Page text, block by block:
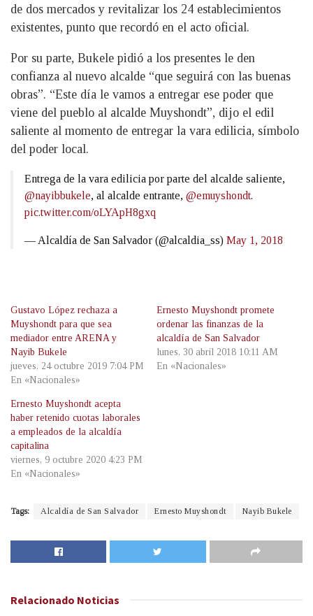
de dos mercados y revitalizar los 24 establecimientos
existentes, punto que recordó en el acto oficial.
Por su parte, Bukele pidió a los presentes le den
confianza al nuevo alcalde “que seguirá con las buenas
obras”. “Este día le vamos a entregar ese poder que
viene del pueblo al alcalde Muyshondt”, dijo el edil
saliente al momento de entregar la vara edilicia, símbolo
del poder local.
Entrega de la vara edilicia por parte del alcalde saliente,
@nayibbukele, al alcalde entrante, @emuyshondt.
pic.twitter.com/oLYApH8gxq
— Alcaldía de San Salvador (@alcaldia_ss) May 1, 2018
Gustavo López rechaza a
Muyshondt para que sea
mediador entre ARENA y
Nayib Bukele
jueves, 24 octubre 2019 7:04 PM
En «Nacionales»
Ernesto Muyshondt promete
ordenar las finanzas de la
alcaldía de San Salvador
lunes, 30 abril 2018 10:11 AM
En «Nacionales»
Ernesto Muyshondt acepta
haber retenido cuotas laborales
a empleados de la alcaldía
capitalina
viernes, 9 octubre 2020 4:23 PM
En «Nacionales»
Tags: Alcaldía de San Salvador Ernesto Muyshondt Nayib Bukele
Relacionado Noticias